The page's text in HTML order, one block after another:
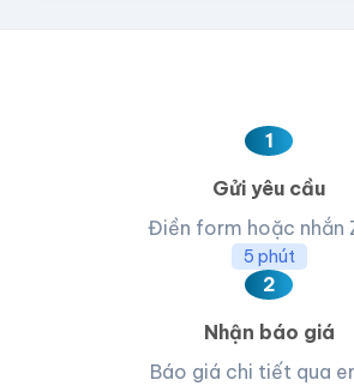
1
Gửi yêu cầu
Điền form hoặc nhắn
5 phút
2
Nhận báo giá
Báo giá chi tiết qua